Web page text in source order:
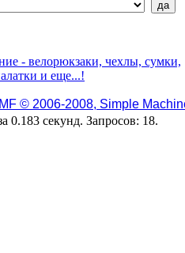
© 2006-2008, Simple
0.183 секунд. Запросов: 18.